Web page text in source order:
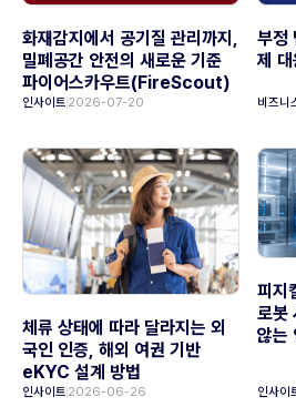
화재감지에서 공기질 관리까지,
밀폐공간 안전의 새로운 기준
파이어스카우트(FireScout)
인사이트 2026-07-20
부정
제
비즈니
체류 상태에 따라 달라지는 외
국인 인증, 해외 여권 기반
eKYC 설계 방법
인사이트 2026-06-26
피지
로봇
않는
인사이